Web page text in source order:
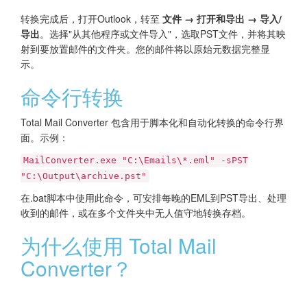
转换完成后，打开Outlook，转至 文件 → 打开和导出 → 导入/
导出。选择"从其他程序或文件导入"，选取PST文件，并将其映
射到要放置邮件的文件夹。您的邮件将以原始元数据完整显
示。
命令行转换
Total Mail Converter 包含用于脚本化和自动化转换的命令行界
面。示例：
MailConverter.exe "C:\Emails\*.eml" -sPST
"C:\Output\archive.pst"
在.bat脚本中使用此命令，可安排每晚的EML到PST导出、处理
收到的邮件，或在多个文件夹中无人值守地转换存档。
为什么使用 Total Mail
Converter？